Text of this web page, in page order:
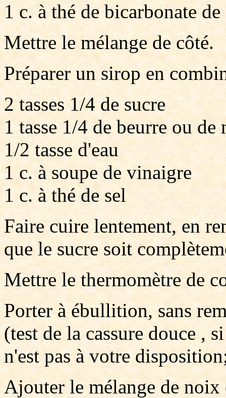
1 c. à thé de bicarbonate
Mettre le mélange de côté.
Préparer un sirop en
2 tasses 1/4 de sucre
1 tasse 1/4 de beurre ou de
1/2 tasse d'eau
1 c. à soupe de vinaigre
1 c. à thé de sel
Faire cuire lentement, en
que le sucre soit
Mettre le thermomètre de
Porter à ébullition, sans
(test de la cassure douce ,
n'est pas à votre
Ajouter le mélange de noix